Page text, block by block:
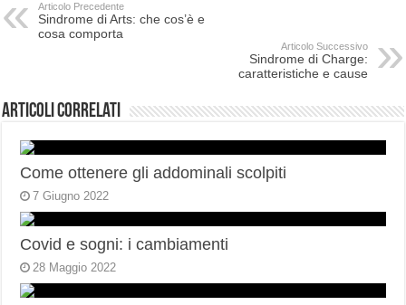
Articolo Precedente
Sindrome di Arts: che cos’è e
cosa comporta
Articolo Successivo
Sindrome di Charge:
caratteristiche e cause
Articoli correlati
Come ottenere gli addominali scolpiti
7 Giugno 2022
Covid e sogni: i cambiamenti
28 Maggio 2022